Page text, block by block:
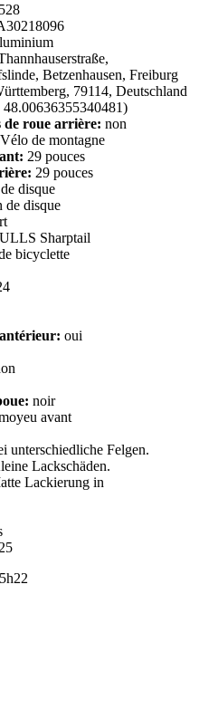
Betzenhausen, Freiburg
79114, Deutschland
de roue arrière: non
Vélo de montagne
29 pouces
29 pouces
disque
de disque
Sharptail
bicyclette
oui
noir
avant
unterschiedliche Felgen.
Lackschäden.
Lackierung in